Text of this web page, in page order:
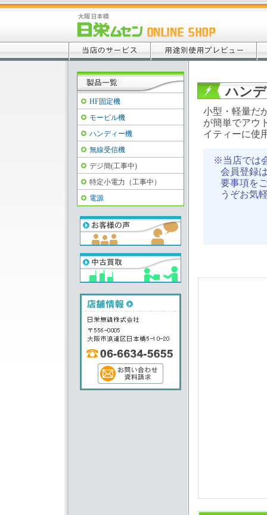
ハン
小型・軽量だ
が簡単でアウ
イティーに使
※当店では
会員登録
要事項を
うぞお気
HF固定機
モービル機
ハンディー機
無線受信機
デジ簡(工事中)
特定小電力（工事中）
電源